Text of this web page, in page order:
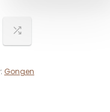
Gongen